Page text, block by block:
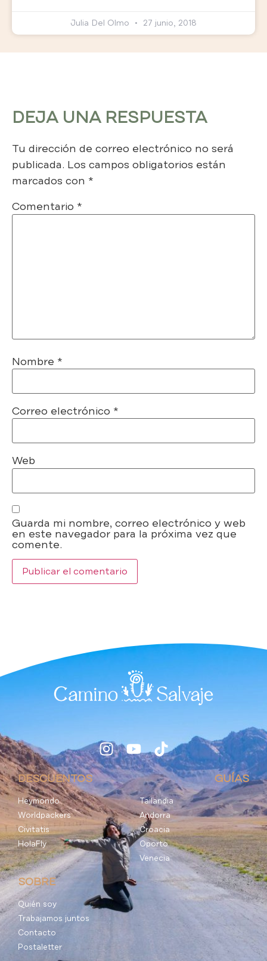
Julia Del Olmo 27 junio, 2018
DEJA UNA RESPUESTA
Tu dirección de correo electrónico no será
publicada. Los campos obligatorios están
marcados con *
Comentario *
Nombre *
Correo electrónico *
Web
Guarda mi nombre, correo electrónico y web
en este navegador para la próxima vez que
comente.
DESCUENTOS
Heymondo
Worldpackers
Civitatis
HolaFly
GUÍAS
Tailandia
Andorra
Croacia
Oporto
Venecia
SOBRE
Quién soy
Trabajamos juntos
Contacto
Postaletter